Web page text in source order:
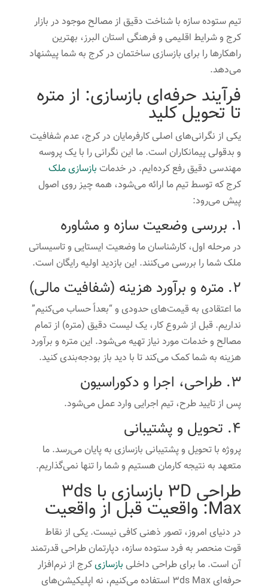
تیم ستوده سازه با شناخت دقیق از مصالح موجود در بازار
کرج و شرایط اقلیمی و فرهنگی استان البرز، بهترین
راهکارها را برای بازسازی ساختمان در کرج به شما پیشنهاد
می‌دهد.
فرآیند حرفه‌ای بازسازی: از متره
تا تحویل کلید
یکی از نگرانی‌های اصلی کارفرمایان در کرج، عدم شفافیت
و بدقولی پیمانکاران است. ما این نگرانی را با یک پروسه
مهندسی دقیق رفع کرده‌ایم. در خدمات بازسازی ملک
کرج که توسط تیم ما ارائه می‌شود، همه چیز روی اصول
پیش می‌رود:
۱. بررسی وضعیت سازه و مشاوره
در مرحله اول، کارشناسان ما وضعیت ایستایی و تاسیساتی
ملک شما را بررسی می‌کنند. این بازدید اولیه رایگان است.
۲. متره و برآورد هزینه (شفافیت مالی)
ما اعتقادی به قیمت‌های حدودی و “بعداً حساب می‌کنیم”
نداریم. قبل از شروع کار، یک لیست دقیق (متره) از تمام
مصالح و خدمات مورد نیاز تهیه می‌شود. این متره و برآورد
هزینه به شما کمک می‌کند تا با دید باز بودجه‌بندی کنید.
۳. طراحی، اجرا و دکوراسیون
پس از تایید طرح، تیم اجرایی وارد عمل می‌شود.
۴. تحویل و پشتیبانی
پروژه با تحویل و پشتیبانی بازسازی به پایان می‌رسد. ما
متعهد به نتیجه کارمان هستیم و شما را تنها نمی‌گذاریم.
طراحی ۳D بازسازی با 3ds
Max: واقعیت قبل از واقعیت
در دنیای امروز، تصور ذهنی کافی نیست. یکی از نقاط
قوت منحصر به فرد ستوده سازه، دپارتمان طراحی قدرتمند
آن است. ما برای طراحی داخلی بازسازیکرج از نرم‌افزار
حرفه‌ای 3ds Max استفاده می‌کنیم، نه اپلیکیشن‌های